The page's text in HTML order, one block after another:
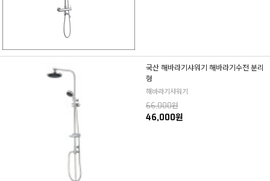
국산 해바라기샤워기 해바라기수전 분리
형
해바라기샤워기
66,000원
46,000원